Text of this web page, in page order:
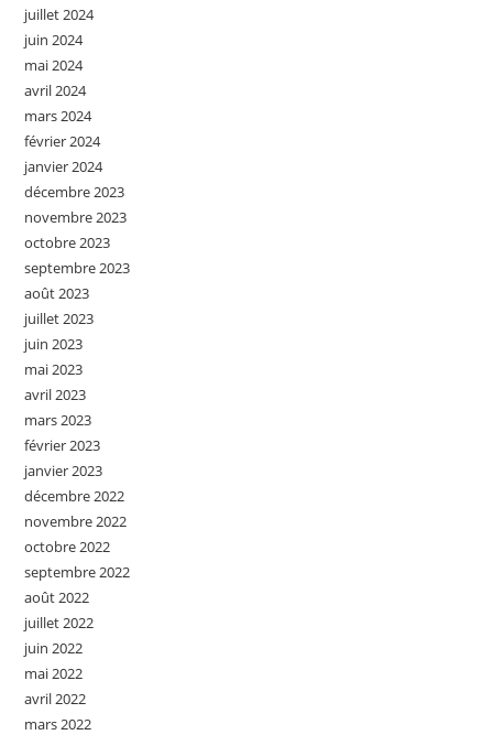
juillet 2024
juin 2024
mai 2024
avril 2024
mars 2024
février 2024
janvier 2024
décembre 2023
novembre 2023
octobre 2023
septembre 2023
août 2023
juillet 2023
juin 2023
mai 2023
avril 2023
mars 2023
février 2023
janvier 2023
décembre 2022
novembre 2022
octobre 2022
septembre 2022
août 2022
juillet 2022
juin 2022
mai 2022
avril 2022
mars 2022